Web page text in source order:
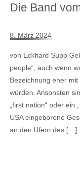
Die Band
8. März 2024
von Eckhard Supp
people“, auch wenn
Bezeichnung eher
würden. Ansonsten
„first nation“ oder
USA eingeborene
an den Ufern des […]